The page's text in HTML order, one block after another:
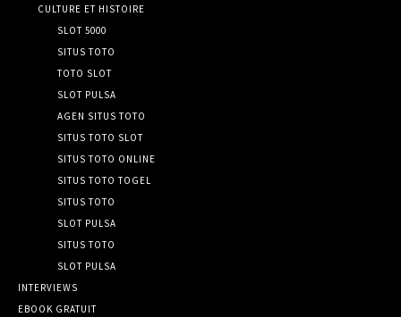
CULTURE ET HISTOIRE
SLOT 5000
SITUS TOTO
TOTO SLOT
SLOT PULSA
AGEN SITUS TOTO
SITUS TOTO SLOT
SITUS TOTO ONLINE
SITUS TOTO TOGEL
SITUS TOTO
SLOT PULSA
SITUS TOTO
SLOT PULSA
INTERVIEWS
EBOOK GRATUIT